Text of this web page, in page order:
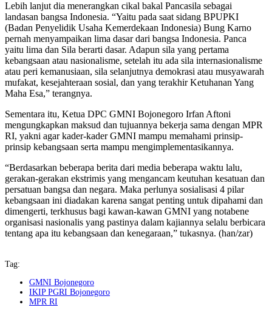
Lebih lanjut dia menerangkan cikal bakal Pancasila sebagai
landasan bangsa Indonesia. “Yaitu pada saat sidang BPUPKI
(Badan Penyelidik Usaha Kemerdekaan Indonesia) Bung Karno
pernah menyampaikan lima dasar dari bangsa Indonesia. Panca
yaitu lima dan Sila berarti dasar. Adapun sila yang pertama
kebangsaan atau nasionalisme, setelah itu ada sila internasionalisme
atau peri kemanusiaan, sila selanjutnya demokrasi atau musyawarah
mufakat, kesejahteraan sosial, dan yang terakhir Ketuhanan Yang
Maha Esa,” terangnya.
Sementara itu, Ketua DPC GMNI Bojonegoro Irfan Aftoni
mengungkapkan maksud dan tujuannya bekerja sama dengan MPR
RI, yakni agar kader-kader GMNI mampu memahami prinsip-
prinsip kebangsaan serta mampu mengimplementasikannya.
“Berdasarkan beberapa berita dari media beberapa waktu lalu,
gerakan-gerakan ekstrimis yang mengancam keutuhan kesatuan dan
persatuan bangsa dan negara. Maka perlunya sosialisasi 4 pilar
kebangsaan ini diadakan karena sangat penting untuk dipahami dan
dimengerti, terkhusus bagi kawan-kawan GMNI yang notabene
organisasi nasionalis yang pastinya dalam kajiannya selalu berbicara
tentang apa itu kebangsaan dan kenegaraan,” tukasnya. (han/zar)
Tag:
GMNI Bojonegoro
IKIP PGRI Bojonegoro
MPR RI